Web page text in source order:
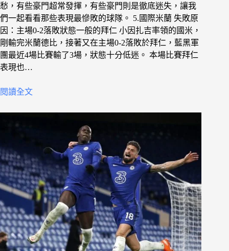
愁，有些豪門超常發揮，有些豪門則是徹底迷失，讓我
們一起看看那些表現最慘敗的球隊。 5.國際米蘭 失敗原
因：主場0-2落敗狀態一般的拜仁 小因扎吉率領的國米，
剛輸完米蘭德比，接著又在主場0-2落敗於拜仁，藍黑軍
團最近4場比賽輸了3場，狀態十分低迷。 本場比賽拜仁
表現也…
閱讀全文